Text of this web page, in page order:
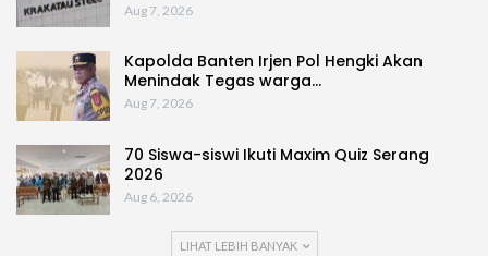
Aug 7, 2026
Kapolda Banten Irjen Pol Hengki Akan
Menindak Tegas warga…
Aug 7, 2026
70 Siswa-siswi Ikuti Maxim Quiz Serang
2026
Aug 6, 2026
LIHAT LEBIH BANYAK